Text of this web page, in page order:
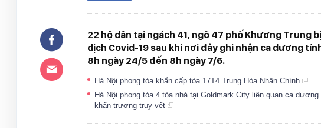
22 hộ dân tại ngách 41, ngõ 47 phố Khương Trung
dịch Covid-19 sau khi nơi đây ghi nhận ca dương
8h ngày 24/5 đến 8h ngày 7/6.
Hà Nội phong tỏa khẩn cấp tòa 17T4 Trung Hòa Nhân Chính
Hà Nội phong tỏa 4 tòa nhà tại Goldmark City liên quan ca
khẩn trương truy vết